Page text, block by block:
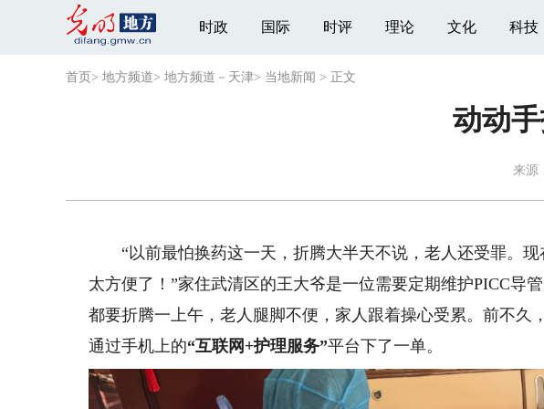
时政 国际 时评 理论 文化 科技
首页 > 地方频道> 地方频道－天津> 当地新闻 > 正文
动动
来源
“以前最怕换药这一天，折腾大半天不说，老人还受罪。现
太方便了！”家住武清区的王大爷是一位需要定期维护PICC导
都要折腾一上午，老人腿脚不便，家人跟着操心受累。前不久
通过手机上的“互联网+护理服务”平台下了一单。